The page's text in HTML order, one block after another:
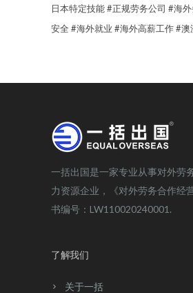
日本特定技能#正规劳务公司 #海外
安全#海外就业 #海外高薪工作#澳
一括出国是一家专业从事对外劳
力资源企业，《对外劳务合作经
书编号：LW110020240001.
了解我们
关于一括